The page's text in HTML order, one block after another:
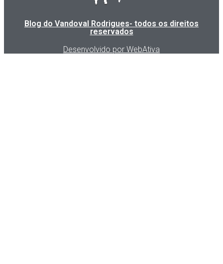
Blog do Vandoval Rodrigues- todos os direitos
reservados
Desenvolvido por WebAtiva